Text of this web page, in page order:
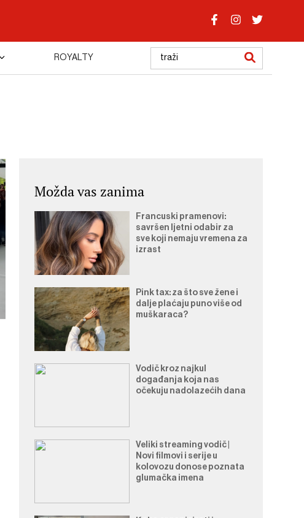
ROYALTY
Možda vas zanima
Francuski pramenovi:
savršen ljetni odabir za
sve koji nemaju vremena za
izrast
Pink tax: za što sve žene i
dalje plaćaju puno više od
muškaraca?
Vodič kroz najkul
događanja koja nas
očekuju nadolazećih dana
Veliki streaming vodič |
Novi filmovi i serije u
kolovozu donose poznata
glumačka imena